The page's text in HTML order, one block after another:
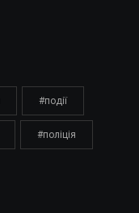
#події
#поліція